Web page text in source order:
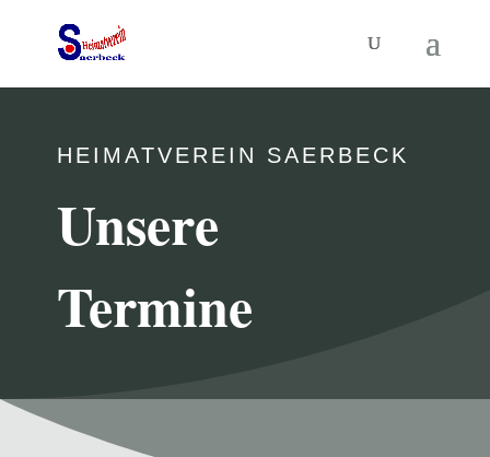
HEIMATVEREIN SAERBECK
Unsere
Termine